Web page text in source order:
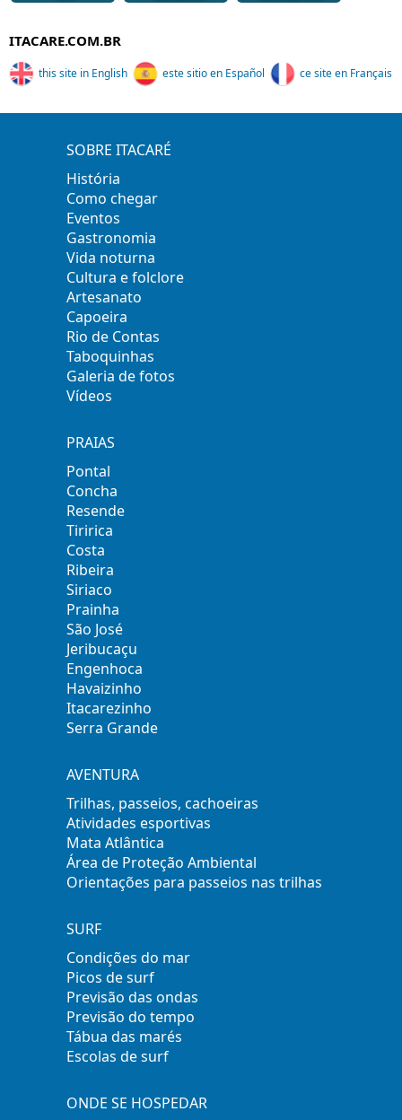
ITACARE.COM.BR
this site in English este sitio en Español ce site en Français
SOBRE ITACARÉ
História
Como chegar
Eventos
Gastronomia
Vida noturna
Cultura e folclore
Artesanato
Capoeira
Rio de Contas
Taboquinhas
Galeria de fotos
Vídeos
PRAIAS
Pontal
Concha
Resende
Tiririca
Costa
Ribeira
Siriaco
Prainha
São José
Jeribucaçu
Engenhoca
Havaizinho
Itacarezinho
Serra Grande
AVENTURA
Trilhas, passeios, cachoeiras
Atividades esportivas
Mata Atlântica
Área de Proteção Ambiental
Orientações para passeios nas trilhas
SURF
Condições do mar
Picos de surf
Previsão das ondas
Previsão do tempo
Tábua das marés
Escolas de surf
ONDE SE HOSPEDAR